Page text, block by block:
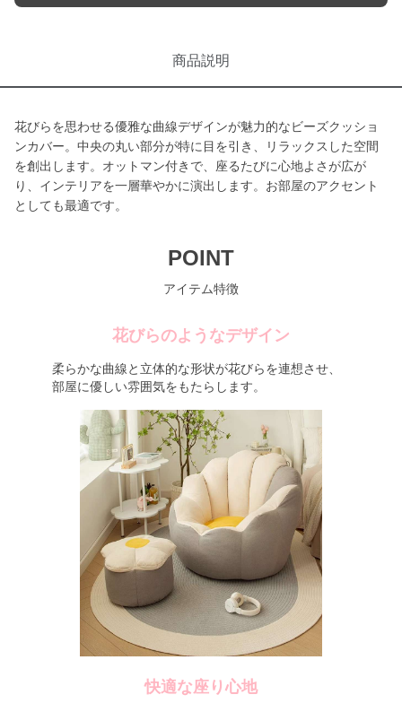
商品説明
花びらを思わせる優雅な曲線デザインが魅力的なビーズクッショ
ンカバー。中央の丸い部分が特に目を引き、リラックスした空間
を創出します。オットマン付きで、座るたびに心地よさが広が
り、インテリアを一層華やかに演出します。お部屋のアクセント
としても最適です。
POINT
アイテム特徴
花びらのようなデザイン
柔らかな曲線と立体的な形状が花びらを連想させ、
部屋に優しい雰囲気をもたらします。
快適な座り心地